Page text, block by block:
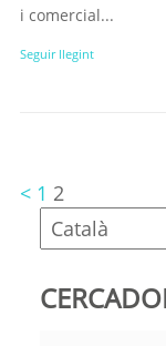
i comercial...
Seguir llegint
< 1 2